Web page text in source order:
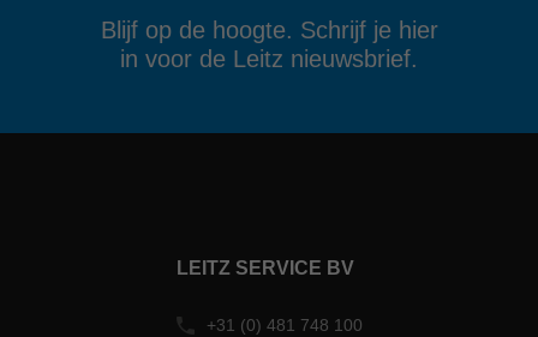
Blijf op de hoogte. Schrijf je hier
in voor de Leitz nieuwsbrief.
LEITZ SERVICE BV
+31 (0) 481 748 100